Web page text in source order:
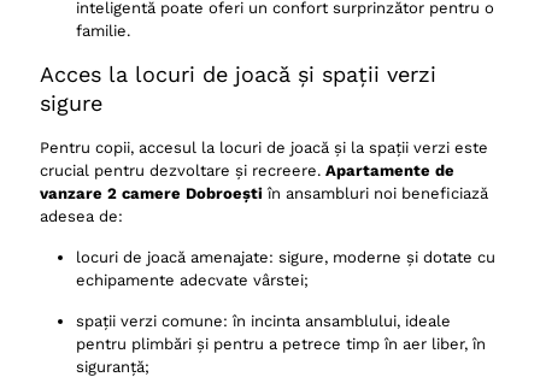
inteligentă poate oferi un confort surprinzător pentru o
familie.
Acces la locuri de joacă și spații verzi
sigure
Pentru copii, accesul la locuri de joacă și la spații verzi este
crucial pentru dezvoltare și recreere. Apartamente de
vanzare 2 camere Dobroești în ansambluri noi beneficiază
adesea de:
locuri de joacă amenajate: sigure, moderne și dotate cu
echipamente adecvate vârstei;
spații verzi comune: în incinta ansamblului, ideale
pentru plimbări și pentru a petrece timp în aer liber, în
siguranță;